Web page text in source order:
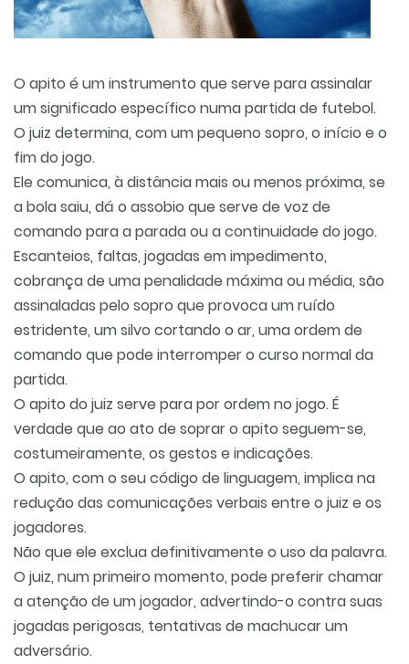
O apito é um instrumento que serve para assinalar
um significado específico numa partida de futebol.
O juiz determina, com um pequeno sopro, o início e o
fim do jogo.
Ele comunica, à distância mais ou menos próxima, se
a bola saiu, dá o assobio que serve de voz de
comando para a parada ou a continuidade do jogo.
Escanteios, faltas, jogadas em impedimento,
cobrança de uma penalidade máxima ou média, são
assinaladas pelo sopro que provoca um ruído
estridente, um silvo cortando o ar, uma ordem de
comando que pode interromper o curso normal da
partida.
O apito do juiz serve para por ordem no jogo. É
verdade que ao ato de soprar o apito seguem-se,
costumeiramente, os gestos e indicações.
O apito, com o seu código de linguagem, implica na
redução das comunicações verbais entre o juiz e os
jogadores.
Não que ele exclua definitivamente o uso da palavra.
O juiz, num primeiro momento, pode preferir chamar
a atenção de um jogador, advertindo-o contra suas
jogadas perigosas, tentativas de machucar um
adversário.